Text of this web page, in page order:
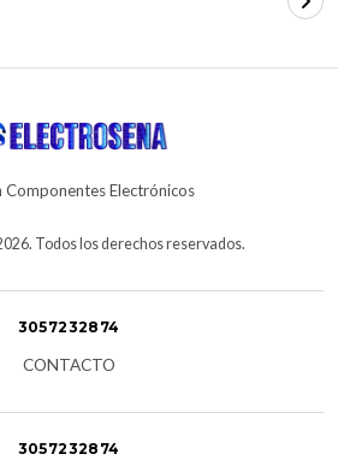
Componentes Electrónicos
Todos los derechos reservados.
3057232874
CONTACTO
3057232874